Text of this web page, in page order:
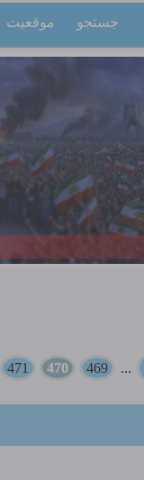
جستجو موقعیت
...
469
470
471